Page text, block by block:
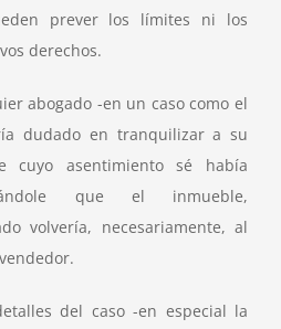
prever los límites ni los
derechos.
abogado -en un caso como el
dudado en tranquilizar a su
cuyo asentimiento sé había
que el inmueble,
volvería, necesariamente, al
del caso -en especial la